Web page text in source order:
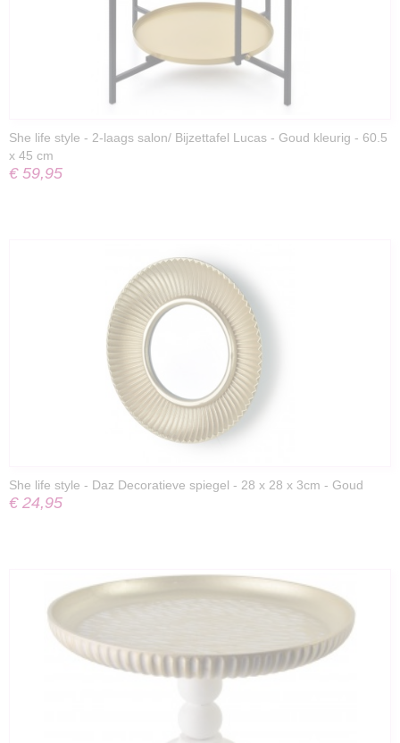
She life style - 2-laags salon/ Bijzettafel Lucas - Goud kleurig - 60.5
x 45 cm
€ 59,95
She life style - Daz Decoratieve spiegel - 28 x 28 x 3cm - Goud
€ 24,95